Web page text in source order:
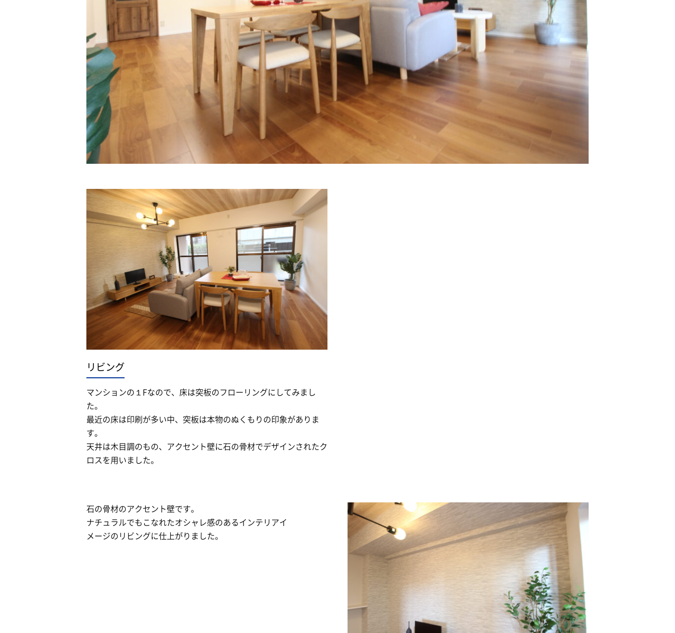
リビング
マンションの１Fなので、床は突板のフローリングにしてみまし
た。
最近の床は印刷が多い中、突板は本物のぬくもりの印象がありま
す。
天井は木目調のもの、アクセント壁に石の骨材でデザインされたク
ロスを用いました。
石の骨材のアクセント壁です。
ナチュラルでもこなれたオシャレ感のあるインテリアイ
メージのリビングに仕上がりました。